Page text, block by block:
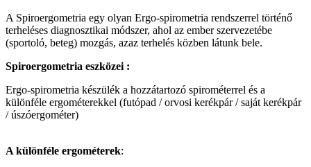
A Spiroergometria egy olyan Ergo-spirometria rendszerrel történő
terheléses diagnosztikai módszer, ahol az ember szervezetébe
(sportoló, beteg) mozgás, azaz terhelés közben látunk bele.
Spiroergometria eszközei :
Ergo-spirometria készülék a hozzátartozó spirométerrel és a
különféle ergométerekkel (futópad / orvosi kerékpár / saját kerékpár
/ úszóergométer)
A különféle ergométerek: